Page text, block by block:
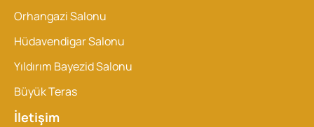
Orhangazi Salonu
Hüdavendigar Salonu
Yıldırım Bayezid Salonu
Büyük Teras
İletişim